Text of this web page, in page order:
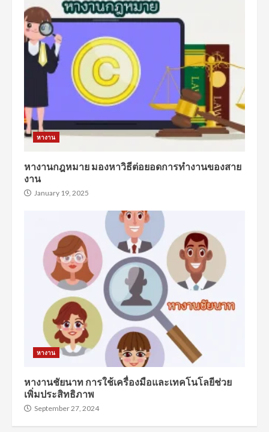
หางาน
หางานกฎหมาย มองหาวิธีต่อยอดการทำงานของสาย
งาน
January 19, 2025
หางาน
หางานชัยนาท การใช้เครื่องมือและเทคโนโลยีช่วย
เพิ่มประสิทธิภาพ
September 27, 2024